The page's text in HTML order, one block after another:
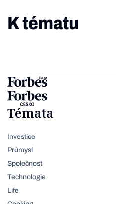
K tématu
Témata
Investice
Průmysl
Společnost
Technologie
Life